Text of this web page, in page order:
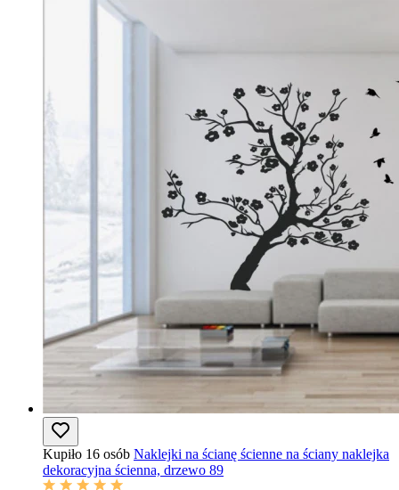
Kupiło 16 osób Naklejki na ścianę ścienne na ściany naklejka
dekoracyjna ścienna, drzewo 89